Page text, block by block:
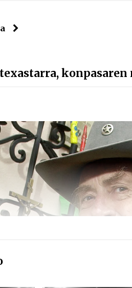
konpasaren